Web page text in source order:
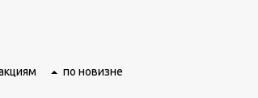
по новизне